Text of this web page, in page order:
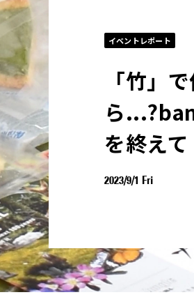
イベントレポート
「竹」
ら
を終えて
2023/9/1 Fri